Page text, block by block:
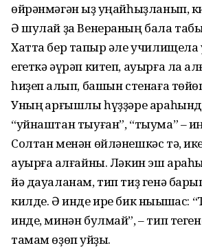
өйрәнмәгән ҡыҙ уңайһыҙланып,
Ә шулай ҙа Венераның бала
Хатта бер тапҡыр әле училищела
егеткә әүрәп китеп, ауырға ла
һиҙеп ҡалып, башын стенаға
Уның ҡарғышлы һүҙҙәре
“уйнаштан тыуған”, “тыума” –
Солтан менән өйләнешкәс тә,
ауырға ҡалғайны. Ләкин эш
йә дауаланам, тип тиҙ генә
килде. Ә инде ире бик ныҡышҡас:
инде, минән булмай”, – тип
тамам өҙөп ҡуйҙы.